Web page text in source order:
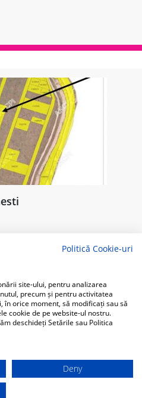
Politică Cookie-uri
site-ului, pentru analizarea
precum și pentru activitatea
în orice moment, să modificați sau să
cookie de pe website-ul nostru.
deschideți Setările sau Politica
Deny